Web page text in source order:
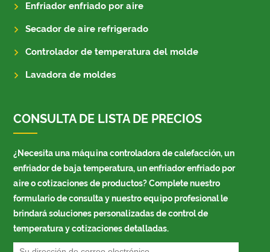
Enfriador enfriado por aire
Secador de aire refrigerado
Controlador de temperatura del molde
Lavadora de moldes
CONSULTA DE LISTA DE PRECIOS
¿Necesita una máquina controladora de calefacción, un
enfriador de baja temperatura, un enfriador enfriado por
aire o cotizaciones de productos? Complete nuestro
formulario de consulta y nuestro equipo profesional le
brindará soluciones personalizadas de control de
temperatura y cotizaciones detalladas.